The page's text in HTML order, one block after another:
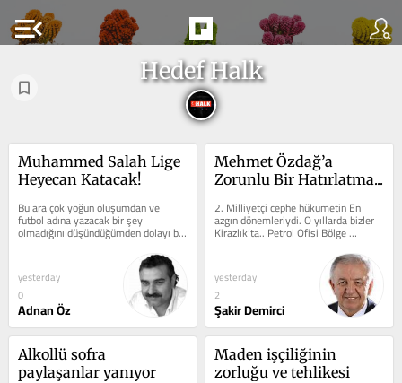
menu_open
Hedef Halk
Muhammed Salah Lige
Heyecan Katacak!
Bu ara çok yoğun oluşumdan ve
futbol adına yazacak bir şey
olmadığını düşündüğümden dolayı bu
hafta spor ile ilgili yazı...
yesterday
0
Adnan Öz
Mehmet Özdağ’a
Zorunlu Bir Hatırlatma...
2. Milliyetçi cephe hükumetin En
azgın dönemleriydi. O yıllarda bizler
Kirazlık’ta.. Petrol Ofisi Bölge
Müdürlüğünde Çalışan CHP’li...
yesterday
2
Şakir Demirci
Alkollü sofra
paylaşanlar yanıyor
Maden işçiliğinin
zorluğu ve tehlikesi